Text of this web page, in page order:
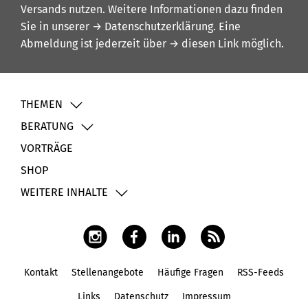
Versands nutzen. Weitere Informationen dazu finden
Sie in unserer → Datenschutzerklärung. Eine
Abmeldung ist jederzeit über → diesen Link möglich.
THEMEN
BERATUNG
VORTRÄGE
SHOP
WEITERE INHALTE
Kontakt Stellenangebote Häufige Fragen RSS-Feeds